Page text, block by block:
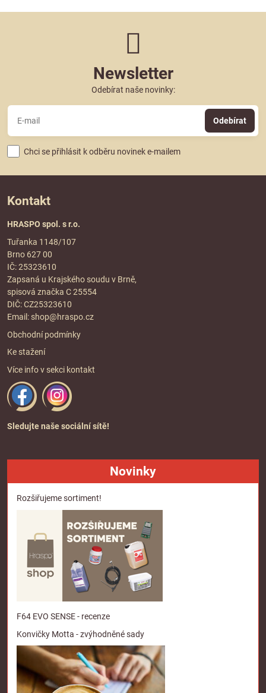
Newsletter
Odebírat naše novinky:
Odebírat
Chci se přihlásit k odběru novinek e-mailem
Kontakt
HRASPO spol. s r.o.
Tuřanka 1148/107
Brno 627 00
IČ: 25323610
Zapsaná u Krajského soudu v Brně,
spisová značka C 25554
DIČ: CZ25323610
Email: shop@hraspo.cz
Obchodní podmínky
Ke stažení
Více info v sekci kontakt
Sledujte naše sociální sítě!
Novinky
Rozšiřujeme sortiment!
F64 EVO SENSE - recenze
Konvičky Motta - zvýhodněné sady